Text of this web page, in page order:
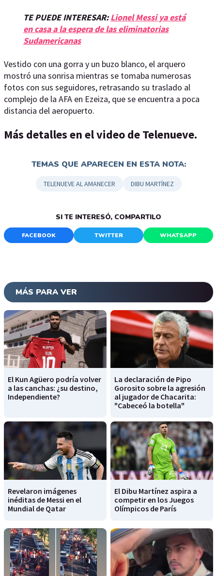
TE PUEDE INTERESAR:Lionel Messi ya está
en casa a la espera de las eliminatorias
Sudamericanas
Vestido con una gorra y un buzo blanco, el arquero
mostró una sonrisa mientras se tomaba numerosas
fotos con sus seguidores, retrasando su traslado al
complejo de la AFA en Ezeiza, que se encuentra a poca
distancia del aeropuerto.
Más detalles en el video de Telenueve.
TEMAS QUE APARECEN EN ESTA NOTA:
TELENUEVE AL AMANECER DIBU MARTÍNEZ
SI TE INTERESÓ, COMPARTILO
FACEBOOK TWITTER WHATSAPP
MÁS PARA VER
El Kun Agüero podría volver
a las canchas: ¿su destino,
Independiente?
La declaración de Pipo
Gorosito sobre la agresión
al jugador de Chacarita:
"Cabeceó la botella"
Revelaron imágenes
inéditas de Messi en el
Mundial de Qatar
El Dibu Martínez aspira a
competir en los Juegos
Olímpicos de París